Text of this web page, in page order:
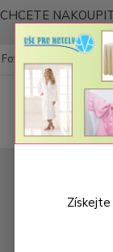
CHCETE
Fotogalerie